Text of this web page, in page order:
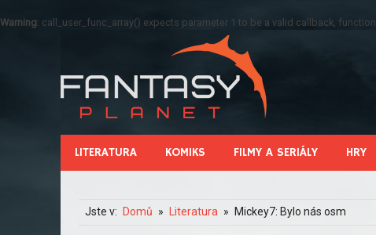
Warning: call_user_func_array() expects parameter 1 to be a valid callback,
LITERATURA KOMIKS FILMY A SERIÁLY HRY
Jste v: Domů Literatura Mickey7: Bylo nás osm